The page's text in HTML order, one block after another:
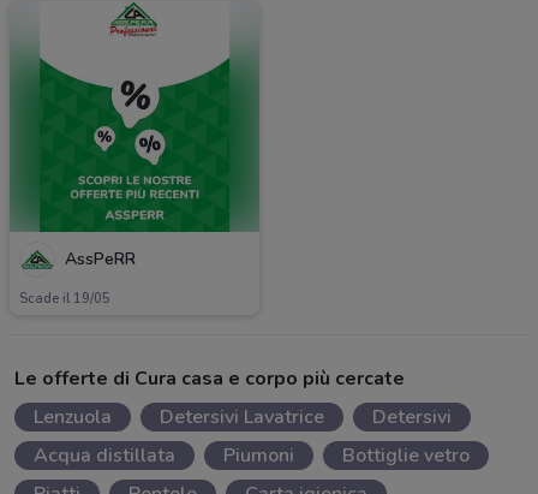
AssPeRR
Scade il 19/05
Le offerte di Cura casa e corpo più cercate
Lenzuola
Detersivi Lavatrice
Detersivi
Acqua distillata
Piumoni
Bottiglie vetro